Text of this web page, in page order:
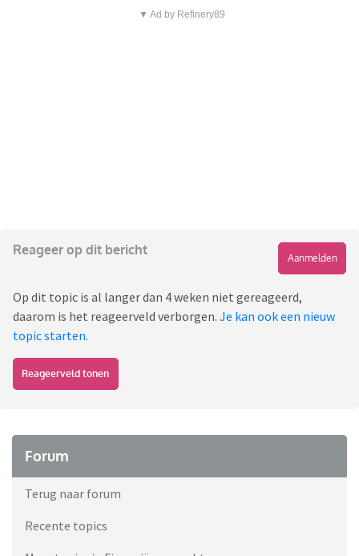
▼ Ad by Refinery89
Reageer op dit bericht
Aanmelden
Op dit topic is al langer dan 4 weken niet gereageerd,
daarom is het reageerveld verborgen. Je kan ook een nieuw
topic starten.
Reageerveld tonen
Forum
Terug naar forum
Recente topics